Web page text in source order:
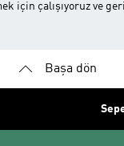
için çalışıyoruz ve
Başa dön